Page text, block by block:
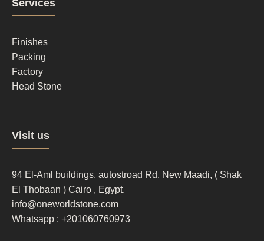
column
2
Services
Finishes
Packing
Factory
Head Stone
Footer
column
3
Visit us
94 El-Aml buildings, autostroad Rd, New Maadi, ( Shak
El Thobaan ) Cairo , Egypt.
info@oneworldstone.com
Whatsapp : +201060760973